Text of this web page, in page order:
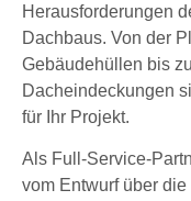
Herausforderungen
Dachbaus. Von der
Gebäudehüllen bis
Dacheindeckungen
für Ihr Projekt.
Als Full-Service-
vom Entwurf über